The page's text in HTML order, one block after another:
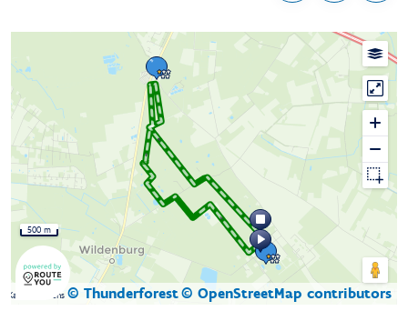
Kaartgegevens © Thunderforest© OpenStreetMap contributors
500 m